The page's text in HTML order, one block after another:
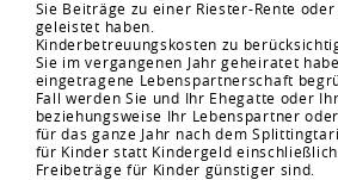
Sie Beiträge zu einer Riester-Rente
geleistet haben.
Kinderbetreuungskosten zu
Sie im vergangenen Jahr geheiratet
eingetragene Lebenspartnerschaft
Fall werden Sie und Ihr Ehegatte oder
beziehungsweise Ihr Lebenspartner
für das ganze Jahr nach dem
für Kinder statt Kindergeld
Freibeträge für Kinder günstiger sind.